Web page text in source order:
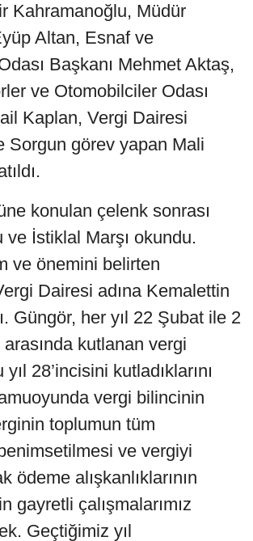
Kahramanoğlu, Müdür
Altan, Esnaf ve
Başkanı Mehmet Aktaş,
ve Otomobilciler Odası
Kaplan, Vergi Dairesi
Sorgun görev yapan Mali
konulan çelenk sonrası
ve İstiklal Marşı okundu.
ve önemini belirten
Dairesi adına Kemalettin
Güngör, her yıl 22 Şubat ile 2
kutlanan vergi
yıl 28’incisini kutladıklarını
vergi bilincinin
toplumun tüm
ve vergiyi
ödeme alışkanlıklarının
gayretli çalışmalarımız
Geçtiğimiz yıl